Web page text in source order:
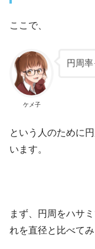
ここで、
ケメ子
円周率
という人のために
います。
まず、円周をハサ
れを直径と比べて